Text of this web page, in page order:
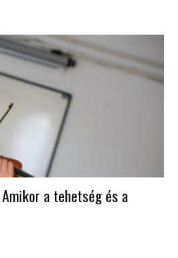
a tehetség és a